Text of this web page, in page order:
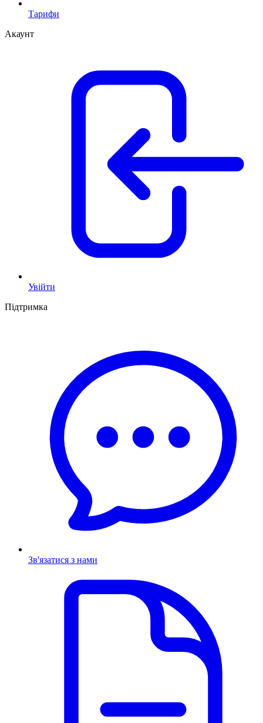
Тарифи
Акаунт
Увійти
Підтримка
Зв'язатися з нами